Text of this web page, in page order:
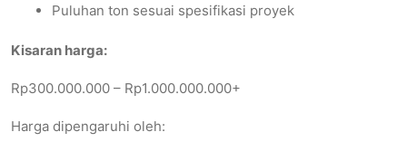
Puluhan ton sesuai spesifikasi proyek
Kisaran harga:
Rp300.000.000 – Rp1.000.000.000+
Harga dipengaruhi oleh: